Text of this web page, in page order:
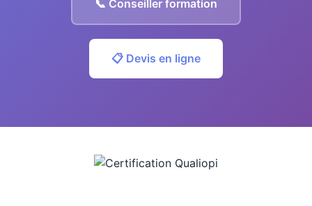
📞 Conseiller formation
📋 Devis en ligne